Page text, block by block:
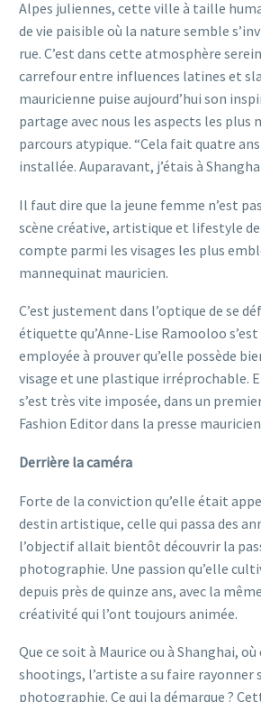
Alpes juliennes, cette ville à taille
de vie paisible où la nature semble
rue. C’est dans cette atmosphère
carrefour entre influences latines et
mauricienne puise aujourd’hui son
partage avec nous les aspects les plus
parcours atypique. “Cela fait quatre ans
installée. Auparavant, j’étais à
Il faut dire que la jeune femme n’est
scène créative, artistique et lifestyle de
compte parmi les visages les plus
mannequinat mauricien.
C’est justement dans l’optique de se
étiquette qu’Anne-Lise Ramooloo
employée à prouver qu’elle possède
visage et une plastique irréprochable.
s’est très vite imposée, dans un
Fashion Editor dans la presse
Derrière la caméra
Forte de la conviction qu’elle était
destin artistique, celle qui passa des
l’objectif allait bientôt découvrir la
photographie. Une passion qu’elle
depuis près de quinze ans, avec la
créativité qui l’ont toujours animée.
Que ce soit à Maurice ou à Shanghai,
shootings, l’artiste a su faire rayonner
photographie. Ce qui la démarque ?